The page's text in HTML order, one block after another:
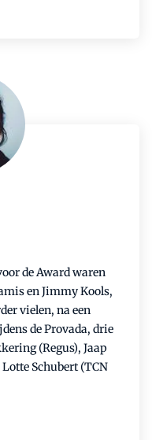
de Award waren
en Jimmy Kools,
vielen, na een
de Provada, drie
(Regus), Jaap
Schubert (TCN